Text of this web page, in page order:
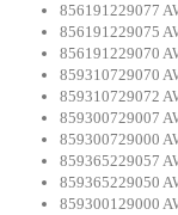
856191229077
856191229075
856191229070
859310729070
859310729072
859300729007
859300729000
859365229057
859365229050
859300129000